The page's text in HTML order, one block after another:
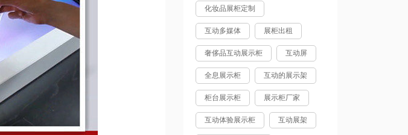
化妆品展柜定制
互动多媒体 展柜出租
奢侈品互动展示柜 互动屏
全息展示柜 互动的展示架
柜台展示柜 展示柜厂家
互动体验展示柜 互动展架